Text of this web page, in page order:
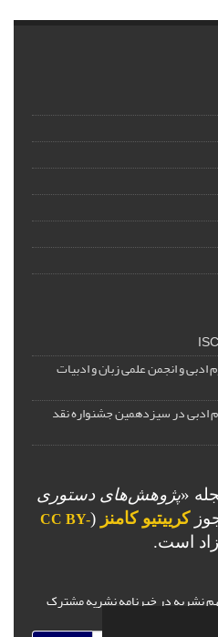
و انجمن علمی زبان و ادبیات
ادبی در سیزدهمین جشنواره نقد
«پژوهش‌های دستوری
کرییتیو کامنز (
CC BY-
است.
نشریه در خبرنامه نشریه مشترک